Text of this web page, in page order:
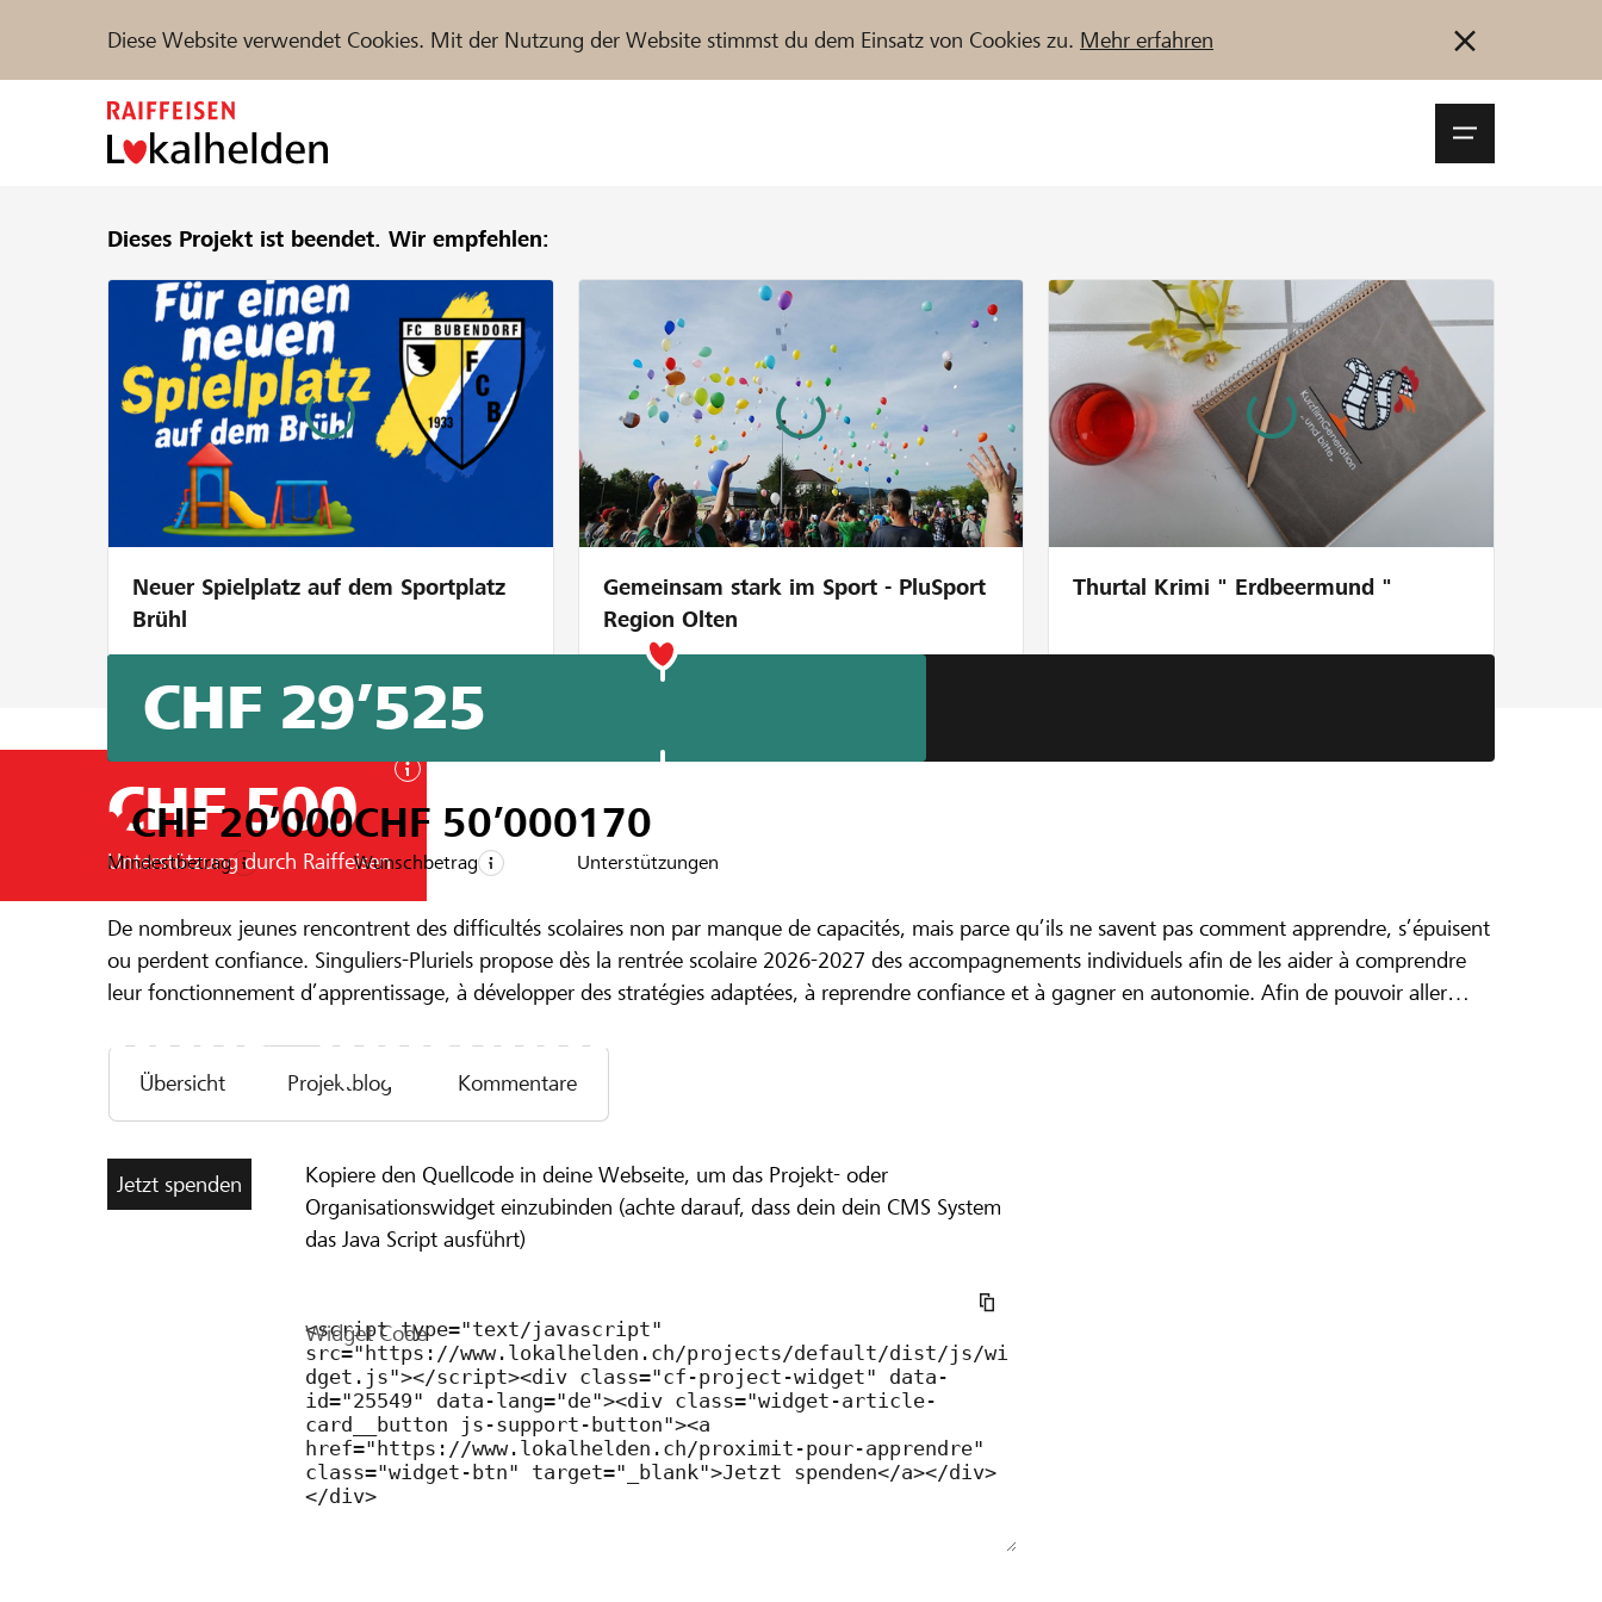
Diese Website verwendet Cookies. Mit der Nutzung der Website stimmst du dem Einsatz von Cookies zu. Mehr erfahren
Unterstützen Hilfe & Support Partner / Raiffeisenbank
Projekte und Organisationen finden Jetzt starten
FR IT
Dieses Projekt ist beendet. Wir empfehlen:
Neuer Spielplatz auf dem Sportplatz
Brühl
Gemeinsam stark im Sport - PluSport
Region Olten
Thurtal Krimi " Erdbeermund "
CHF 500
Unterstützung durch Raiffeisen
L'atelier nomade. Un lieu de proximité
pour apprendre à apprendre
Ein Projekt aus der Region der Banque Raiffeisen Sion et Région
De nombreux jeunes rencontrent des difficultés scolaires non par manque de capacités, mais parce qu’ils ne savent pas comment apprendre, s’épuisent
ou perdent confiance. Singuliers-Pluriels propose dès la rentrée scolaire 2026-2027 des accompagnements individuels afin de les aider à comprendre
leur fonctionnement d’apprentissage, à développer des stratégies adaptées, à reprendre confiance et à gagner en autonomie. Afin de pouvoir aller
qui facilite la rencontre.
CHF 29’525
CHF 20’000
Mindestbetrag
CHF 50’000
Wunschbetrag
170
Unterstützungen
Übersicht Projektblog Kommentare
Jetzt spenden
Kopiere den Quellcode in deine Webseite, um das Projekt- oder
Organisationswidget einzubinden (achte darauf, dass dein dein CMS System
das Java Script ausführt)
Widget Code